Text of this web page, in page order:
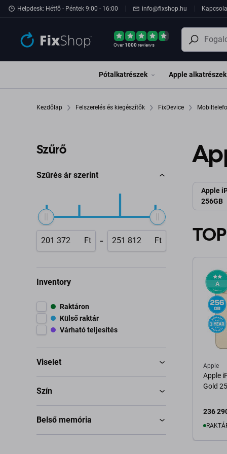
Ugrás az oldal fő részéhez
Helpdesk: Hétfő - Péntek 9:00 - 16:00 info@fixshop.hu
Over1000reviews
Pótalkatrészek Apple alkatrészek
Kezdőlap Felszerelés és kiegészítők FixDevice
Szűrő
Szűrés ár szerint
Ft - Ft
Inventory
Raktáron
Külső raktár
Várható teljesítés
Viselet
Szín
Belső memória
Apple
256GB
Apple
Apple
Gold
236